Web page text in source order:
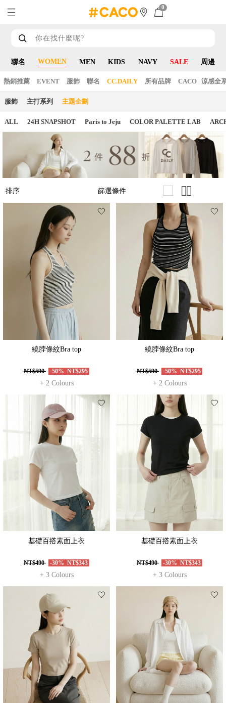
0
聯名 WOMEN MEN KIDS NAVY SALE 周邊
熱銷推薦 EVENT 服飾 聯名 CC.DAILY 所有品牌 CACO | 涼感全
服飾 主打系列 主題企劃
ALL 24H SNAPSHOT Paris to Jeju COLOR PALETTE LAB
排序 篩選條件
繞脖條紋Bra top
NT$590 -50% NT$295
+ 2 Colours
繞脖條紋Bra top
NT$590 -50% NT$295
+ 2 Colours
基礎百搭素面上衣
NT$490 -30% NT$343
+ 3 Colours
基礎百搭素面上衣
NT$490 -30% NT$343
+ 3 Colours